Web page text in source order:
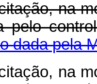
na
pelo
dada pela
na